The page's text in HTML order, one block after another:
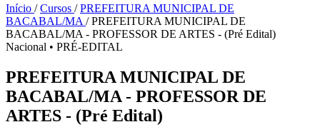
Início / Cursos / PREFEITURA MUNICIPAL DE
BACABAL/MA / PREFEITURA MUNICIPAL DE
BACABAL/MA - PROFESSOR DE ARTES - (Pré Edital)
Nacional • PRÉ-EDITAL
PREFEITURA MUNICIPAL DE
BACABAL/MA - PROFESSOR DE
ARTES - (Pré Edital)